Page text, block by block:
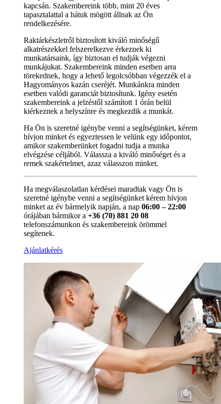
kapcsán. Szakembereink több, mint 20 éves
tapasztalattal a hátuk mögött állnak az Ön
rendelkezésére.
Raktárkészletről biztosított kiváló minőségű
alkatrészekkel felszerelkezve érkeznek ki
munkatársaink, így biztosan el tudják végezni
munkájukat. Szakembereink minden esetben arra
törekednek, hogy a lehető legolcsóbban végezzék el a
Hagyományos kazán cseréjét. Munkánkra minden
esetben valódi garanciát biztosítunk. Igény esetén
szakembereink a jelzéstől számított 1 órán belül
kiérkeznek a helyszínre és megkezdik a munkát.
Ha Ön is szeretné igénybe venni a segítségünket, kérem
hívjon minket és egyeztessen le velünk egy időpontot,
amikor szakemberünket fogadni tudja a munka
elvégzése céljából. Válassza a kiváló minőséget és a
remek szakértelmet, azaz válasszon minket.
Ha megválaszolatlan kérdései maradtak vagy Ön is
szeretné igénybe venni a segítségünket kérem hívjon
minket az év bármelyik napján, a nap 06:00 – 22:00
órájában bármikor a +36 (70) 881 20 08
telefonszámunkon és szakembereink örömmel
segítenek.
Ajánlatkérés